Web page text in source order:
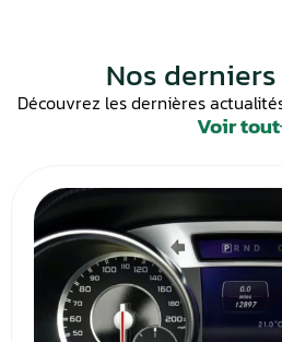
Nos
Découvrez les dernières
Voir tout